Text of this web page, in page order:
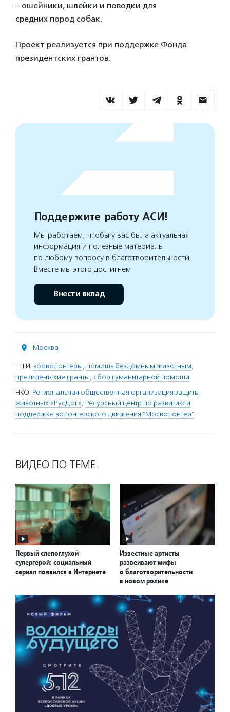
– ошейники, шлейки и поводки для
средних пород собак.
Проект реализуется при поддержке Фонда
президентских грантов.
Поддержите работу АСИ!
Мы работаем, чтобы у вас была актуальная
информация и полезные материалы
по любому вопросу в благотворительности.
Вместе мы этого достигнем
Внести вклад
Москва
ТЕГИ: зооволонтеры, помощь бездомным животным,
президентские гранты, сбор гуманитарной помощи
НКО: Региональная общественная организация защиты
животных «РусДог», Ресурсный центр по развитию и
поддержке волонтерского движения "Мосволонтер"
ВИДЕО ПО ТЕМЕ
Первый слепоглухой
супергерой: социальный
сериал появился в Интернете
Известные артисты
развеивают мифы
о благотворительности
в новом ролике